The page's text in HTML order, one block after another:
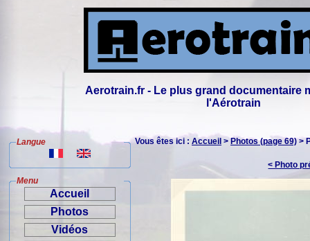
Aerotrain.fr - Le plus grand documentaire
l'Aérotrain
Langue
Menu
Accueil
Photos
Vidéos
Vous êtes ici : Accueil > Photos (page 69) >
< Photo